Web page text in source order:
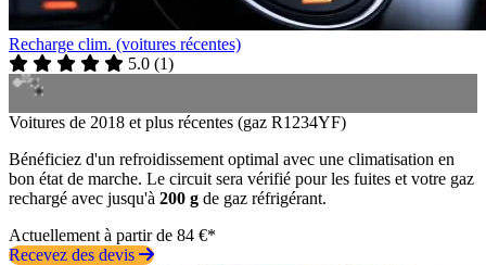
Recharge clim. (voitures récentes)
5.0 (1)
Voitures de 2018 et plus récentes (gaz R1234YF)
Bénéficiez d'un refroidissement optimal avec une climatisation en
bon état de marche. Le circuit sera vérifié pour les fuites et votre gaz
rechargé avec jusqu'à 200 g de gaz réfrigérant.
Actuellement à partir de 84 €*
Recevez des devis